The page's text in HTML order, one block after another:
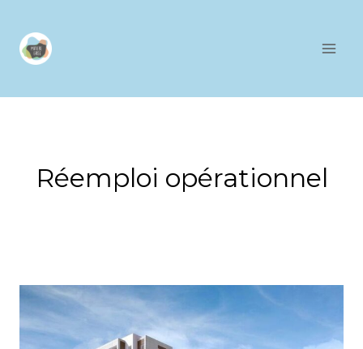
contenu
Réemploi opérationnel